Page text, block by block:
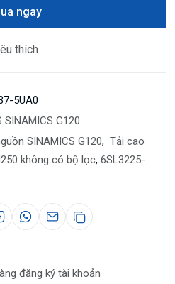
ngay
thích
5UA0
SINAMICS G120
SINAMICS G120, Tải cao
không có bộ lọc, 6SL3225-
đăng ký tài khoản